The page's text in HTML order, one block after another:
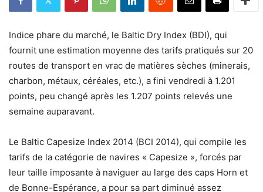
Indice phare du marché, le Baltic Dry Index (BDI), qui
fournit une estimation moyenne des tarifs pratiqués sur 20
routes de transport en vrac de matières sèches (minerais,
charbon, métaux, céréales, etc.), a fini vendredi à 1.201
points, peu changé après les 1.207 points relevés une
semaine auparavant.
Le Baltic Capesize Index 2014 (BCI 2014), qui compile les
tarifs de la catégorie de navires « Capesize », forcés par
leur taille imposante à naviguer au large des caps Horn et
de Bonne-Espérance, a pour sa part diminué assez